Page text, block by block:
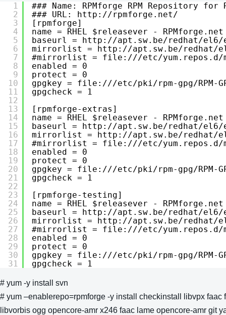
1
2
3
4
5
6
7
8
9
10
11
12
13
14
15
16
17
18
19
20
21
22
23
24
25
26
27
28
29
30
31
### Name: RPMforge RPM Repository for
### URL: http://rpmforge.net/
[rpmforge]
name = RHEL $releasever -
baseurl = http://apt.sw.be/redhat/el6/
mirrorlist = http://apt.sw.be/redhat/
#mirrorlist = file:///etc/yum.repos.d/
enabled = 0
protect = 0
gpgkey = file:///etc/pki/rpm-gpg/RPM-
gpgcheck = 1
[rpmforge-extras]
name = RHEL $releasever -
baseurl = http://apt.sw.be/redhat/el6/
mirrorlist = http://apt.sw.be/redhat/
#mirrorlist = file:///etc/yum.repos.d/
enabled = 0
protect = 0
gpgkey = file:///etc/pki/rpm-gpg/RPM-
gpgcheck = 1
[rpmforge-testing]
name = RHEL $releasever -
baseurl = http://apt.sw.be/redhat/el6/
mirrorlist = http://apt.sw.be/redhat/
#mirrorlist = file:///etc/yum.repos.d/
enabled = 0
protect = 0
gpgkey = file:///etc/pki/rpm-gpg/RPM-
gpgcheck = 1
# yum -y install svn
# yum –enablerepo=rpmforge -y install checkinstall libvpx
libvorbis ogg opencore-amr x246 faac lame opencore-amr git